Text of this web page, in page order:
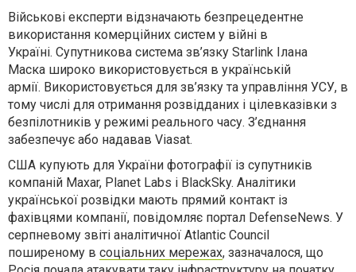
Військові експерти відзначають безпрецедентне
використання комерційних систем у війні в
Україні. Супутникова система зв’язку Starlink Ілана
Маска широко використовується в українській
армії. Використовується для зв’язку та управління УСУ, в
тому числі для отримання розвідданих і цілевказівки з
безпілотників у режимі реального часу. З’єднання
забезпечує або надавав Viasat.
США купують для України фотографії із супутників
компаній Maxar, Planet Labs і BlackSky. Аналітики
української розвідки мають прямий контакт із
фахівцями компанії, повідомляє портал DefenseNews. У
серпневому звіті аналітичної Atlantic Council
поширеному в соціальних мережах, зазначалося, що